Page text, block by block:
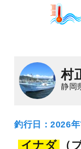
村
静岡
釣行日：2026
イナダ
（